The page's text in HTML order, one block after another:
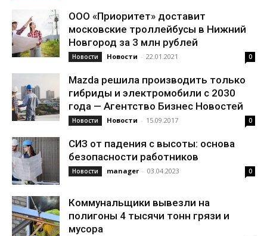
ООО «Приоритет» доставит
московские троллейбусы в Нижний
Новгород за 3 млн рублей
Новости Новости - 22.01.2021 0
Mazda решила производить только
гибриды и электромобили с 2030
года — Агентство Бизнес Новостей
Новости Новости - 15.09.2017 0
СИЗ от падения с высоты: основа
безопасности работников
Новости manager - 03.04.2023 0
Коммунальщики вывезли на
полигоны 4 тысячи тонн грязи и
мусора